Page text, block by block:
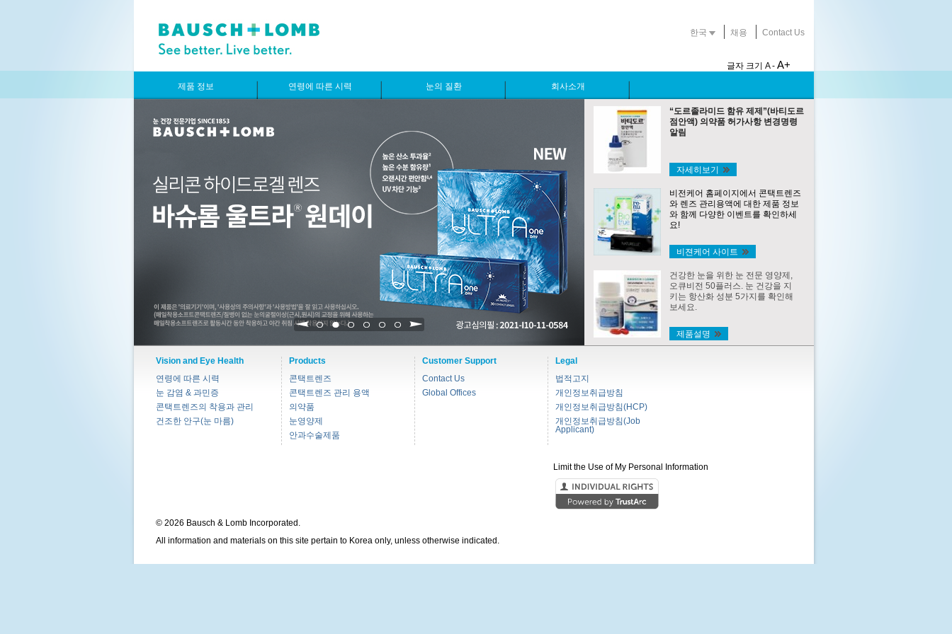
한국 채용 Contact Us
글자 크기 A - A+
제품 정보 연령에 따른 시력 눈의 질환 회사소개
1 2 3 4 5 6
“도르졸라미드 함유 제제”(바티도르
점안액) 의약품 허가사항 변경명령
알림
자세히보기
비전케어 홈페이지에서 콘택트렌즈
와 렌즈 관리용액에 대한 제품 정보
와 함께 다양한 이벤트를 확인하세
요!
비젼케어 사이트
건강한 눈을 위한 눈 전문 영양제,
오큐비전 50플러스. 눈 건강을 지
키는 항산화 성분 5가지를 확인해
보세요.
제품설명
Vision and Eye Health
연령에 따른 시력
눈 감염 & 과민증
콘택트렌즈의 착용과 관리
건조한 안구(눈 마름)
Products
콘택트렌즈
콘택트렌즈 관리 용액
의약품
눈영양제
안과수술제품
Customer Support
Contact Us
Global Offices
Legal
법적고지
개인정보취급방침
개인정보취급방침(HCP)
개인정보취급방침(Job
Applicant)
Limit the Use of My Personal Information
© 2026 Bausch & Lomb Incorporated.
All information and materials on this site pertain to Korea only, unless otherwise indicated.